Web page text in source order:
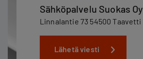
Sähköpalvelu Suokas Oy
Linnalantie 73 54500 Taavetti
Lähetä viesti